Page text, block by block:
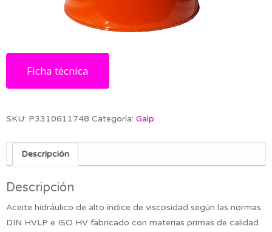
Ficha técnica
SKU: P3310611748 Categoría: Galp
Descripción
Descripción
Aceite hidráulico de alto índice de viscosidad según las normas
DIN HVLP e ISO HV fabricado con materias primas de calidad